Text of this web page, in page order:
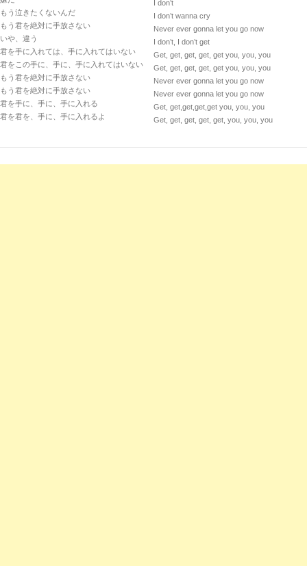
もう泣きたくないんだ
もう君を絶対に手放さない
いや、違う
君を手に入れては、手に入れてはいない
君をこの手に、手に、手に入れてはいない
もう君を絶対に手放さない
もう君を絶対に手放さない
君を手に、手に、手に入れる
君を君を、手に、手に入れるよ
I don’t
I don’t wanna cry
Never ever gonna let you go now
I don’t, I don’t get
Get, get, get, get, get you, you, you
Get, get, get, get, get you, you, you
Never ever gonna let you go now
Never ever gonna let you go now
Get, get,get,get,get you, you, you
Get, get, get, get, get, you, you, you